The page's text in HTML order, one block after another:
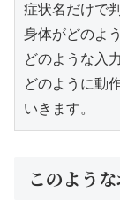
症状名だけで
身体がどのよ
どのような入
どのように動
いきます。
このよう